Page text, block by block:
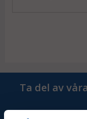
Ta del av